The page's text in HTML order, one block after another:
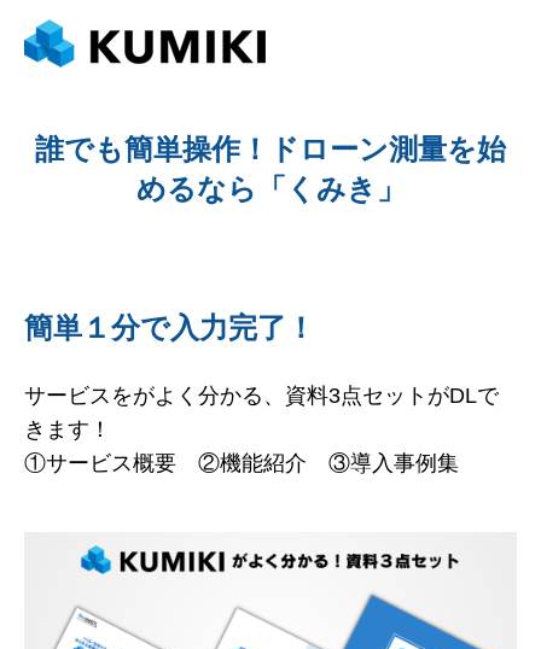
誰でも簡単操作！ドローン測量を始
めるなら「くみき」
簡単１分で入力完了！
サービスをがよく分かる、資料3点セットがDLで
きます！
①サービス概要 ②機能紹介 ③導入事例集